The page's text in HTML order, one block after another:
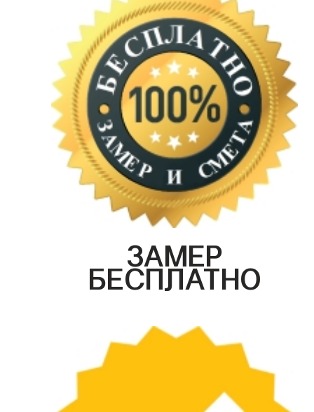
ЗАМЕР
БЕСПЛАТНО